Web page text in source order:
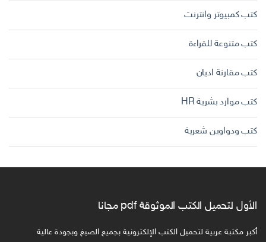
كتب كمبيوتر وانترنت
كتب متنوعة للقراءة
كتب مقارنة اديان
كتب موارد بشرية HR
كتب ودواوين شعرية
الأول لتحميل الكتب الموثوقة pdf مجانا
أكبر مكتبة عربية لتحميل الكتب الإلكترونية بجميع الصيغ وبجودة عالية